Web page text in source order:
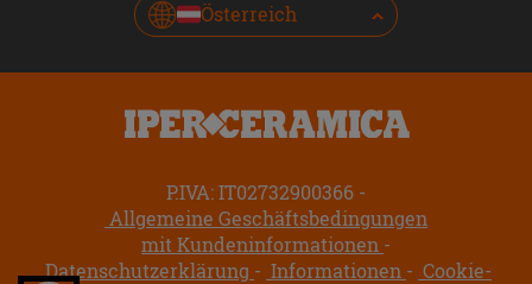
Österreich
P.IVA: IT02732900366
Allgemeine Geschäftsbedingungen
mit Kundeninformationen
Datenschutzerklärung
Informationen
Cookie-